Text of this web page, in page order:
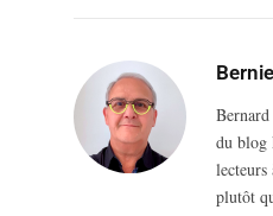
Bernie
du blog
plutôt